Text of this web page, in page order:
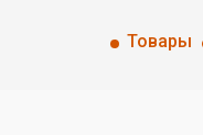
Товары